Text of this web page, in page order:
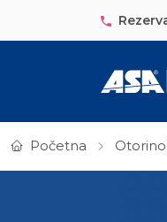
Početna